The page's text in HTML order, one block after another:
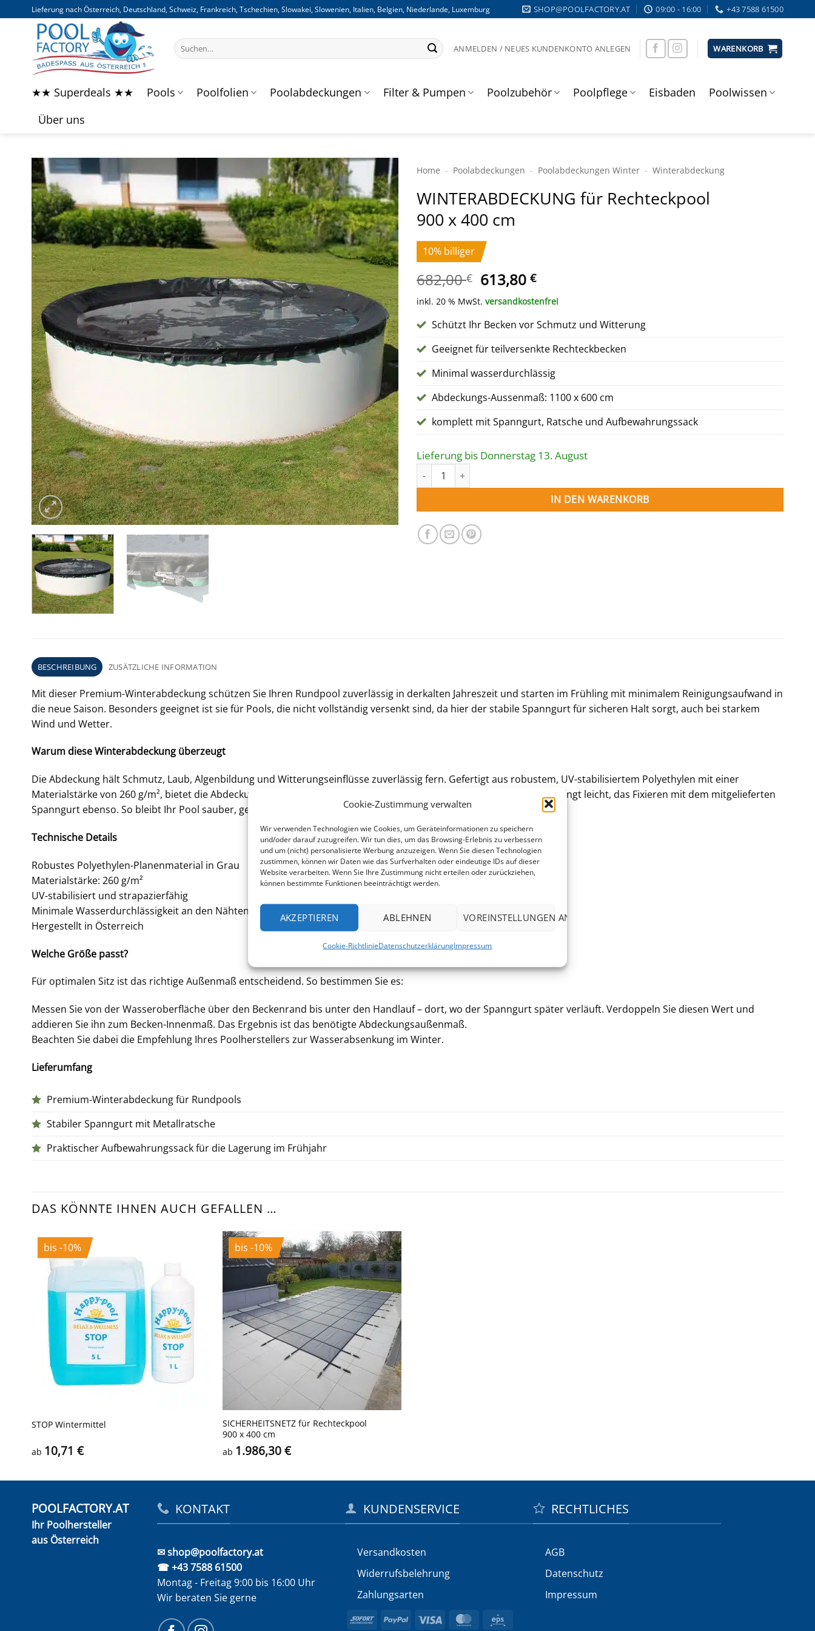
Cookie-Zustimmung verwalten
Wir verwenden Technologien wie Cookies, um Geräteinformationen zu speichern
und/oder darauf zuzugreifen. Wir tun dies, um das Browsing-Erlebnis zu verbessern
und um (nicht) personalisierte Werbung anzuzeigen. Wenn Sie diesen Technologien
zustimmen, können wir Daten wie das Surfverhalten oder eindeutige IDs auf dieser
Website verarbeiten. Wenn Sie Ihre Zustimmung nicht erteilen oder zurückziehen,
können bestimmte Funktionen beeinträchtigt werden.
AKZEPTIEREN ABLEHNEN VOREINSTELLUNGEN ANZEIGEN
Cookie-RichtlinieDatenschutzerklärungImpressum
Inhalt
springen
Lieferung nach Österreich, Deutschland, Schweiz, Frankreich, Tschechien, Slowakei, Slowenien, Italien, Belgien, Niederlande, Luxemburg SHOP@POOLFACTORY.AT 09:00 - 16:00 +43 7588 61500
Suchen
nach:
ANMELDEN / NEUES KUNDENKONTO ANLEGEN WARENKORB
★★ Superdeals ★★ Pools Poolfolien Poolabdeckungen Filter & Pumpen Poolzubehör Poolpflege Eisbaden
Poolwissen
Über uns
Home - Poolabdeckungen - Pool­abdeckungen Winter - Winter­abdeckung
WINTERABDECKUNG für Rechteckpool
900 x 400 cm
10% billiger
682,00€ Ursprünglicher
Preis
war:
682,00 €
613,80€Aktueller
Preis
ist:
613,80 €.
inkl. 20 % MwSt. versandkostenfrei
Schützt Ihr Becken vor Schmutz und Witterung
Geeignet für teilversenkte Rechteckbecken
Minimal wasserdurchlässig
Abdeckungs-Aussenmaß: 1100 x 600 cm
komplett mit Spanngurt, Ratsche und Aufbewahrungssack
Lieferung bis Donnerstag 13. August
WINTERABDECKUNG für Rechteckpool 900 x 400 cm Menge
IN DEN WARENKORB
BESCHREIBUNG ZUSÄTZLICHE INFORMATION
Mit dieser Premium-Winterabdeckung schützen Sie Ihren Rundpool zuverlässig in derkalten Jahreszeit und starten im Frühling mit minimalem Reinigungsaufwand in
die neue Saison. Besonders geeignet ist sie für Pools, die nicht vollständig versenkt sind, da hier der stabile Spanngurt für sicheren Halt sorgt, auch bei starkem
Wind und Wetter.
Warum diese Winterabdeckung überzeugt
Die Abdeckung hält Schmutz, Laub, Algenbildung und Witterungseinflüsse zuverlässig fern. Gefertigt aus robustem, UV-stabilisiertem Polyethylen mit einer
Materialstärke von 260 g/m², bietet die Abdeckung hohe Reißfestigkeit und eine lange Lebensdauer. Das Auflegen gelingt leicht, das Fixieren mit dem mitgelieferten
Spanngurt ebenso. So bleibt Ihr Pool sauber, geschützt und im Frühjahr schnell wieder einsatzbereit.
Technische Details
Robustes Polyethylen-Planenmaterial in Grau
Materialstärke: 260 g/m²
UV-stabilisiert und strapazierfähig
Minimale Wasserdurchlässigkeit an den Nähten
Hergestellt in Österreich
Welche Größe passt?
Für optimalen Sitz ist das richtige Außenmaß entscheidend. So bestimmen Sie es:
Messen Sie von der Wasseroberfläche über den Beckenrand bis unter den Handlauf – dort, wo der Spanngurt später verläuft. Verdoppeln Sie diesen Wert und
addieren Sie ihn zum Becken-Innenmaß. Das Ergebnis ist das benötigte Abdeckungsaußenmaß.
Beachten Sie dabei die Empfehlung Ihres Poolherstellers zur Wasserabsenkung im Winter.
Lieferumfang
Premium-Winterabdeckung für Rundpools
Stabiler Spanngurt mit Metallratsche
Praktischer Aufbewahrungssack für die Lagerung im Frühjahr
DAS KÖNNTE IHNEN AUCH GEFALLEN …
bis -10%
STOP Wintermittel
ab 10,71 €
bis -10%
SICHERHEITS­NETZ für Rechteckpool
900 x 400 cm
ab 1.986,30 €
POOLFACTORY.AT
Ihr Poolhersteller
aus Österreich
KONTAKT
✉ shop@poolfactory.at
☎ +43 7588 61500
Montag - Freitag 9:00 bis 16:00 Uhr
Wir beraten Sie gerne
KUNDENSERVICE
Versandkosten
Widerrufs­belehrung
Zahlungsarten
Sofort PayPal Visa MasterCard
RECHTLICHES
AGB
Datenschutz
Impressum